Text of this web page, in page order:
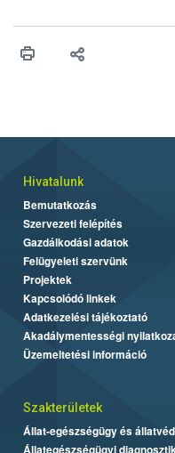
érésű szőlőkben is legyen
felhasználók számára is
Hivatalunk
Bemutatkozás
Szervezeti felépítés
Gazdálkodási adatok
Felügyeleti szervünk
Projektek
Kapcsolódó linkek
Adatkezelési tájékoztató
Akadálymentességi
Üzemeltetési információ
Szakterületek
Állat-egészségügy és
Állategészségügyi